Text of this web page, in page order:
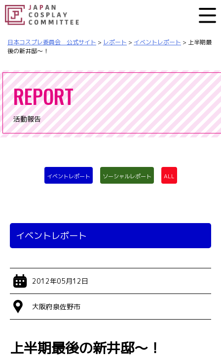
日本コスプレ委員会 公式サイト > レポート > イベントレポート > 上半期最
後の新井邸～！
REPORT
活動報告
イベントレポート ソーシャルレポート ALL
イベントレポート
2012年05月12日
大阪府泉佐野市
上半期最後の新井邸～！